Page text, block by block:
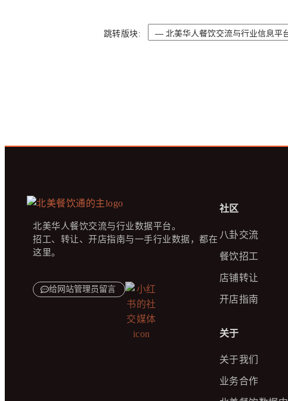
跳转版块:
北美华人餐饮交流与行业数据平台。
招工、转让、开店指南与一手行业数据，都在
这里。
给网站管理员留言
社区
八卦交流
餐饮招工
店铺转让
开店指南
关于
关于我们
业务合作